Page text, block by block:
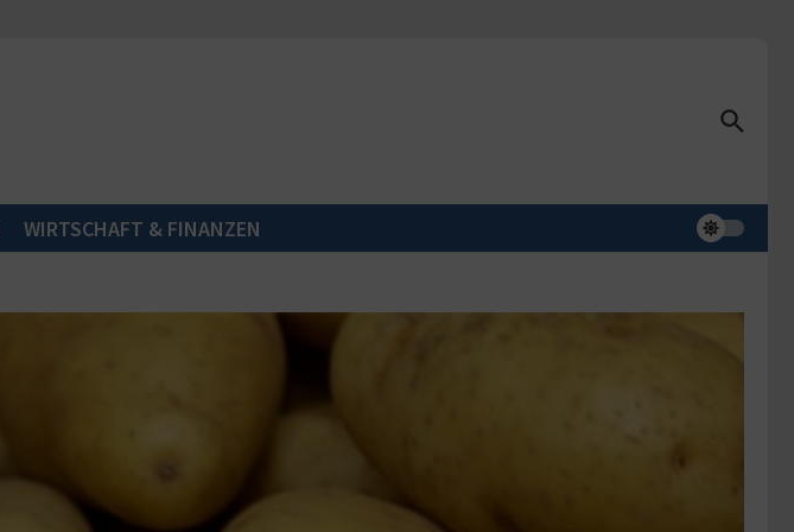
WIRTSCHAFT & FINANZEN